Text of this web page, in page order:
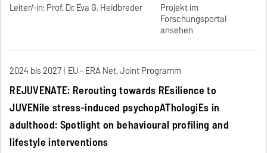
Leiter/-in: Prof. Dr. Eva G. Heidbreder
Projekt im
Forschungsportal
ansehen
2024 bis 2027 EU - ERA Net, Joint Programm
REJUVENATE: Rerouting towards REsilience to
JUVENile stress-induced psychopAThologiEs in
adulthood: Spotlight on behavioural profiling and
lifestyle interventions